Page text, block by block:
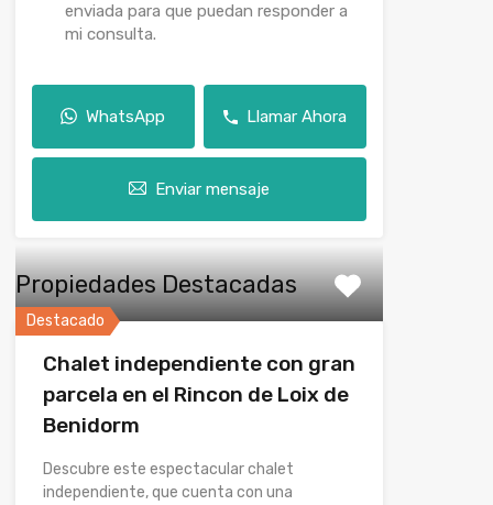
enviada para que puedan responder a
mi consulta.
WhatsApp Llamar Ahora
Enviar mensaje
Propiedades Destacadas
Destacado
Chalet independiente con gran
parcela en el Rincon de Loix de
Benidorm
Descubre este espectacular chalet
independiente, que cuenta con una